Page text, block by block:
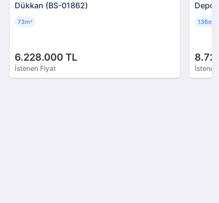
Dükkan (BS-01862)
6.228.000 TL
İstenen Fiyat
73m² 136m